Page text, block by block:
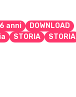
anni
DOWNLOAD
STORIA
STORIA